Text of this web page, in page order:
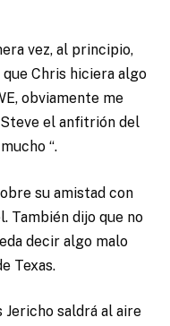
vez, al principio,
Chris hiciera algo
obviamente me
Steve el anfitrión del
“.
su amistad con
También dijo que no
decir algo malo
Texas.
Jericho saldrá al aire